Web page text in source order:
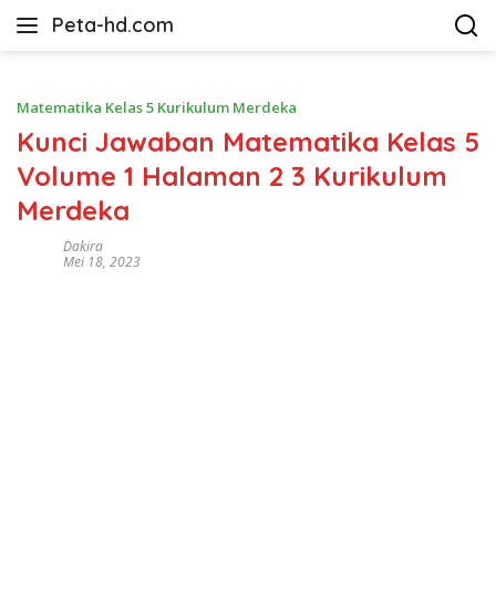
Peta-hd.com
Kumpulan
HD
Matematika Kelas 5 Kurikulum Merdeka
Kunci Jawaban Matematika Kelas 5
Volume 1 Halaman 2 3 Kurikulum
Merdeka
Dakira
Mei 18, 2023